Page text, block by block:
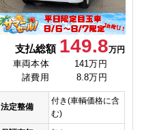
支払総額 149.8万円
車両本体
141万円
諸費用
8.8万円
法定整備
付き(車輌価格に含
む)